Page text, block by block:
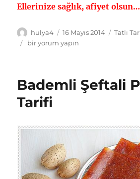
Ellerinize sağlık, afiyet olsun…
Yazar
hulya4
Yayın
tarihi
16 Mayıs 2014 Tatlı
Kırmızı
için
bir yorum yapın
Bademli Şeftali
Tarifi